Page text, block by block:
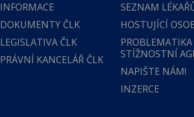
INFORMACE
DOKUMENTY ČLK
LEGISLATIVA ČLK
PRÁVNÍ KANCELÁŘ ČLK
SEZNAM
HOSTUJÍCÍ
PROBLEMATIKA
STÍŽNOSTNÍ
NAPIŠTE NÁM!
INZERCE